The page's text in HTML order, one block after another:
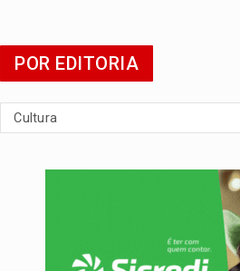
POR EDITORIA